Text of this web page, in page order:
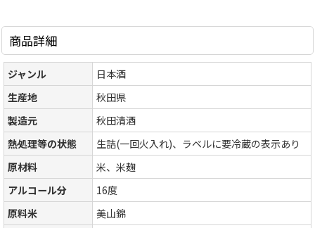
商品詳細
ジャンル
日本酒
生産地
秋田県
製造元
秋田清酒
熱処理等の状態
生詰(一回火入れ)、ラベルに要冷蔵の表示あり
原材料
米、米麹
アルコール分
16度
原料米
美山錦